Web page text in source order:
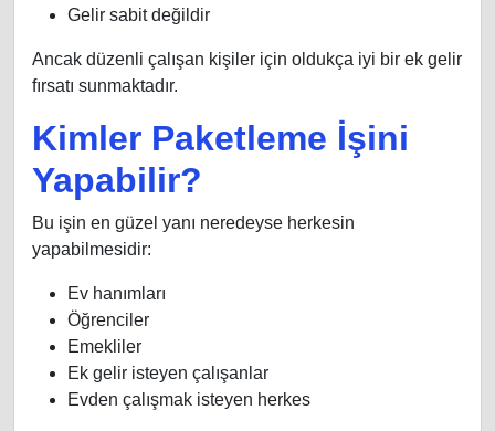
Gelir sabit değildir
Ancak düzenli çalışan kişiler için oldukça iyi bir ek gelir
fırsatı sunmaktadır.
Kimler Paketleme İşini
Yapabilir?
Bu işin en güzel yanı neredeyse herkesin
yapabilmesidir:
Ev hanımları
Öğrenciler
Emekliler
Ek gelir isteyen çalışanlar
Evden çalışmak isteyen herkes